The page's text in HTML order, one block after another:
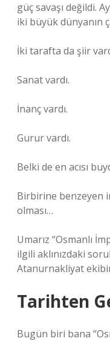
güç savaşı değildi.
iki büyük dünyanın
İki tarafta da şiir
Sanat vardı.
İnanç vardı.
Gurur vardı.
Belki de en acısı
Birbirine benzeyen
olması…
Umarız “Osmanlı
ilgili aklınızdaki
Atanurnakliyat
Tarihten
Bugün biri bana